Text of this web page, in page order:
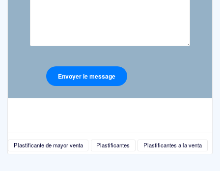
Plastificante de mayor venta Plastificantes Plastificantes a la venta